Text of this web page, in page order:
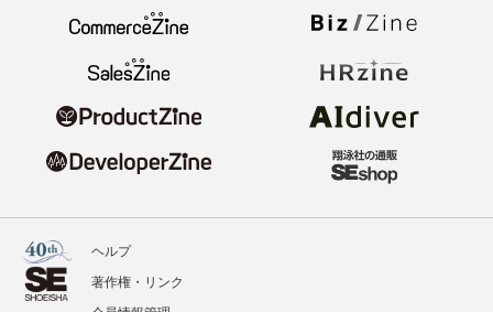
ヘルプ
著作権・リンク